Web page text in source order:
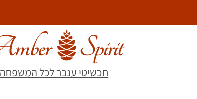
תכשיטי ענבר לכל המשפחה